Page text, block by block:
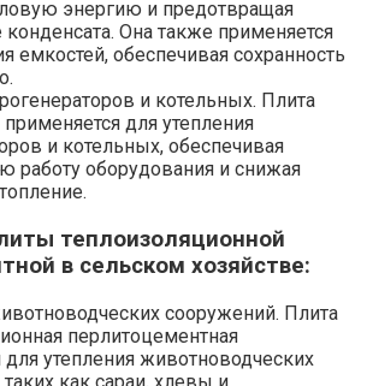
энергию и предотвращая
конденсата. Она также применяется
емкостей, обеспечивая сохранность
и котельных. Плита
для утепления
и котельных, обеспечивая
работу оборудования и снижая
теплоизоляционной
в сельском хозяйстве:
сооружений. Плита
перлитоцементная
для утепления животноводческих
как сараи, хлевы и